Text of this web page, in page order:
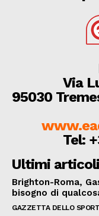
Via
95030
Tel:
Ultimi articoli
Brighton-Roma,
bisogno di
GAZZETTA DELLO SPORT